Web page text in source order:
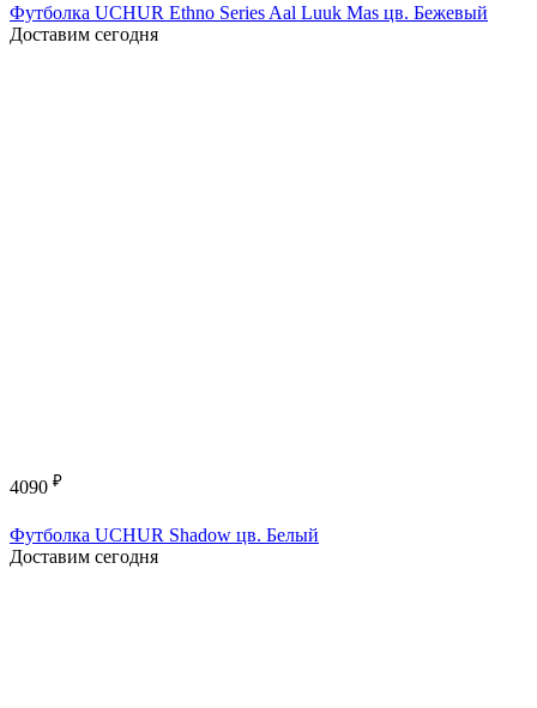
Футболка UCHUR Ethno Series Aal Luuk Mas цв. Бежевый
Доставим сегодня
4090 ₽
Футболка UCHUR Shadow цв. Белый
Доставим сегодня